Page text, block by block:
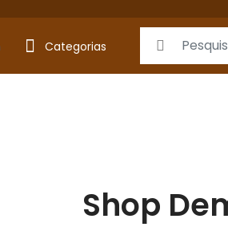
Categorias
Search for:
Shop